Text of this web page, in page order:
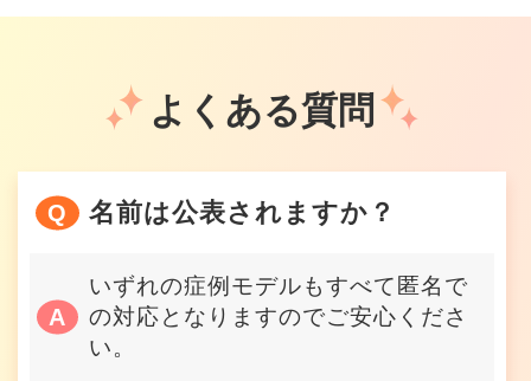
よくある質問
名前は公表されますか？
いずれの症例モデルもすべて匿名で
の対応となりますのでご安心くださ
い。